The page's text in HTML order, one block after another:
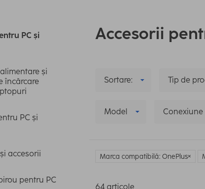
PC și
și
încărcare
PC și
accesorii
pentru PC
Accesorii
Sortare: Tip de
Model Conexiune
Marca compatibilă: OnePlus
64 articole